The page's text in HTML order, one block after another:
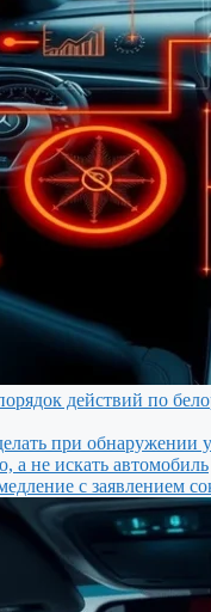
действий по
при обнаружении
а не искать автомобиль
с заявлением